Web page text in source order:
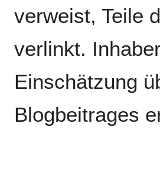
verweist, Teile
verlinkt.
Einschätzung
Blogbeitrages